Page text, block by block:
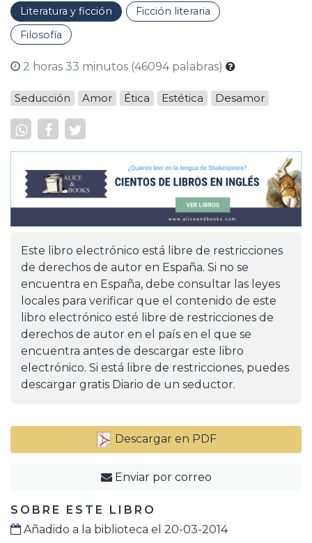
Literatura y ficción
Ficción literaria
Filosofía
2 horas 33 minutos (46094 palabras)
Seducción Amor Ética Estética Desamor
Este libro electrónico está libre de restricciones
de derechos de autor en España. Si no se
encuentra en España, debe consultar las leyes
locales para verificar que el contenido de este
libro electrónico esté libre de restricciones de
derechos de autor en el país en el que se
encuentra antes de descargar este libro
electrónico. Si está libre de restricciones, puedes
descargar gratis Diario de un seductor.
Descargar en PDF
Enviar por correo
SOBRE ESTE LIBRO
Añadido a la biblioteca el 20-03-2014